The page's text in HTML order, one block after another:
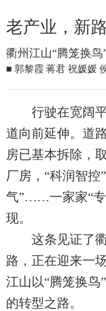
老产业，新
衢州江山“腾笼换
■ 郭黎霞 蒋君 祝媛媛
行驶在宽阔平
道向前延伸。道
房已基本拆除，
厂房，“科润智控
气”……一家家“专
现。
这条见证了衢
路，正在迎来一
江山以“腾笼换鸟
的转型之路。